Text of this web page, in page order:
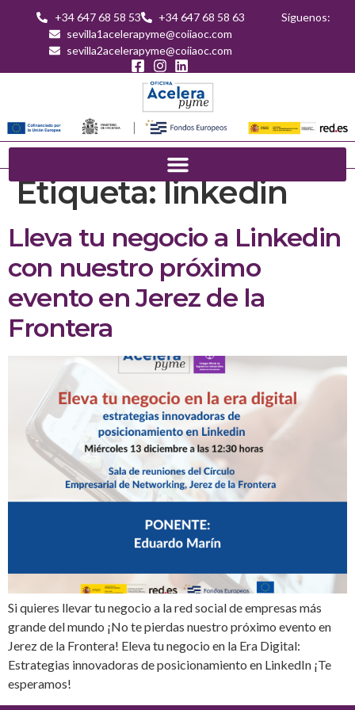
+34 647 68 58 53
+34 647 68 58 63
sevilla1acelerapyme@coiiaoc.com
sevilla2acelerapyme@coiiaoc.com
Síguenos:
Etiqueta:linkedin
Lleva tu negocio a Linkedin
con nuestro próximo
evento en Jerez de la
Frontera
Si quieres llevar tu negocio a la red social de empresas más
grande del mundo ¡No te pierdas nuestro próximo evento en
Jerez de la Frontera! Eleva tu negocio en la Era Digital:
Estrategias innovadoras de posicionamiento en LinkedIn ¡Te
esperamos!